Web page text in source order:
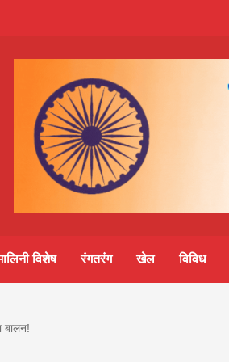
विशेष रंगतरंग खेल विविध
बालन!